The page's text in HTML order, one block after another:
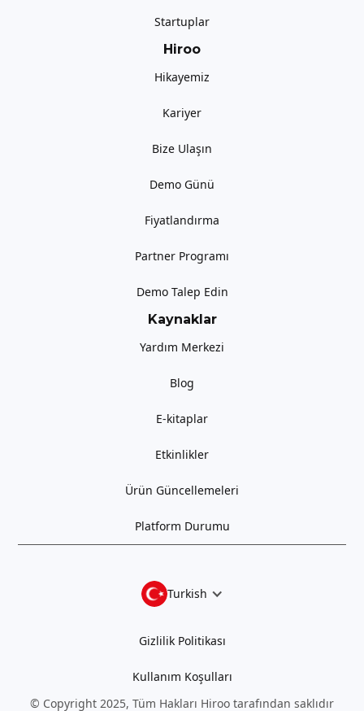
Startuplar
Hiroo
Hikayemiz
Kariyer
Bize Ulaşın
Demo Günü
Fiyatlandırma
Partner Programı
Demo Talep Edin
Kaynaklar
Yardım Merkezi
Blog
E-kitaplar
Etkinlikler
Ürün Güncellemeleri
Platform Durumu
Turkish
Gizlilik Politikası
Kullanım Koşulları
© Copyright 2025, Tüm Hakları Hiroo tarafından saklıdır